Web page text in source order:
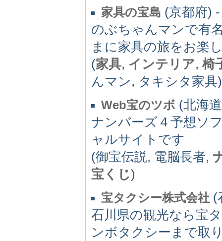
家具の宝島 (京都府) -
のぶちゃんマンで有
まに家具の旅をお楽
(家具, インテリア, 椅
んマン, タキシタ家具)
Web宝のツボ (北海
ナンバーズ４予想ソ
ャルサイトです
(御宝伝説, 電脳長者,
宝くじ)
宝タクシー株式会社 (
石川県の観光なら宝
ンボタクシーまで取